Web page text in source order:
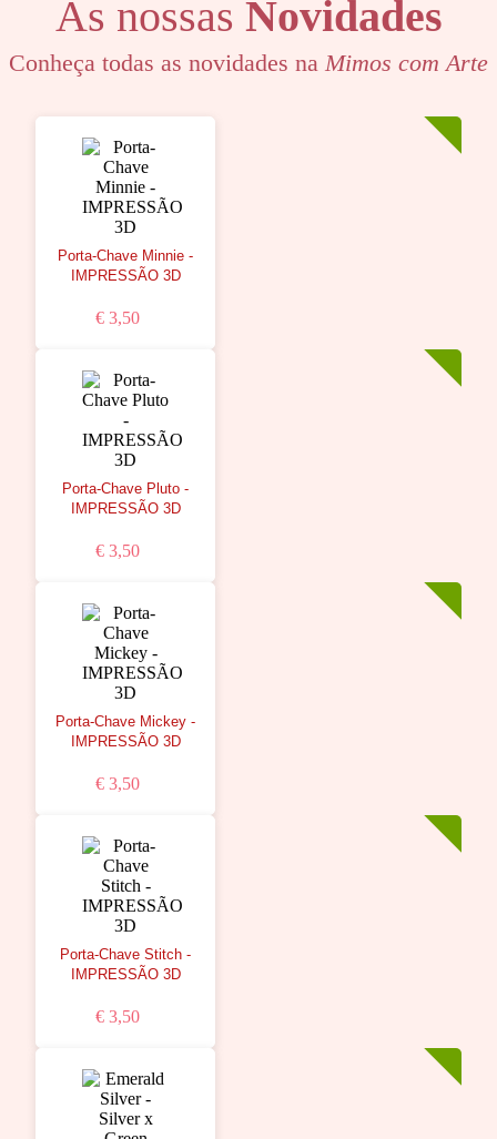
As nossas Novidades
Conheça todas as novidades na Mimos com Arte
Porta-Chave Minnie -
IMPRESSÃO 3D
€ 3,50
Porta-Chave Pluto -
IMPRESSÃO 3D
€ 3,50
Porta-Chave Mickey -
IMPRESSÃO 3D
€ 3,50
Porta-Chave Stitch -
IMPRESSÃO 3D
€ 3,50